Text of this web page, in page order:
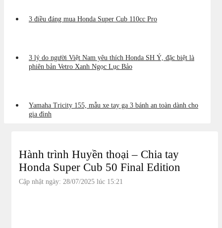
3 điều đáng mua Honda Super Cub 110cc Pro
3 lý do người Việt Nam yêu thích Honda SH Ý, đặc biệt là
phiên bản Vetro Xanh Ngọc Lục Bảo
Yamaha Tricity 155, mẫu xe tay ga 3 bánh an toàn dành cho
gia đình
Hành trình Huyền thoại – Chia tay
Honda Super Cub 50 Final Edition
Cập nhật ngày: 28/07/2025 lúc 15:21